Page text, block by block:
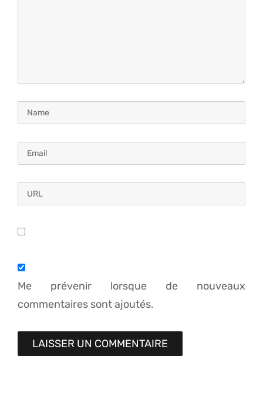
Me prévenir lorsque de nouveaux
commentaires sont ajoutés.